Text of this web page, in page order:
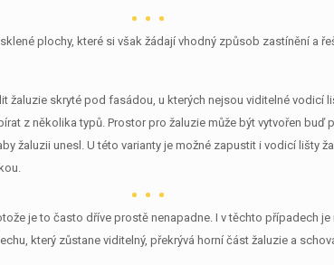
plochy, které si však žádají vhodný způsob zastínění a
žaluzie skryté pod fasádou, u kterých nejsou viditelné vodicí
z několika typů. Prostor pro žaluzie může být vytvořen buď
žaluzii unesl. U této varianty je možné zapustit i vodicí lišty
je to často dříve prostě nenapadne. I v těchto případech
který zůstane viditelný, překrývá horní část žaluzie a